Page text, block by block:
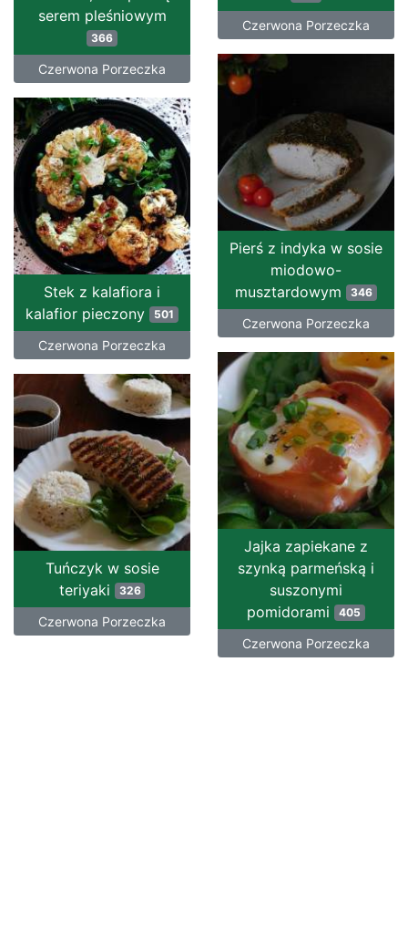
Czerwona Porzeczka
serem pleśniowym
366
Czerwona Porzeczka
Pierś z indyka w sosie
miodowo-
musztardowym 346
Czerwona Porzeczka
Stek z kalafiora i
kalafior pieczony 501
Czerwona Porzeczka
Jajka zapiekane z
szynką parmeńską i
suszonymi
pomidorami 405
Czerwona Porzeczka
Tuńczyk w sosie
teriyaki
326
Czerwona Porzeczka